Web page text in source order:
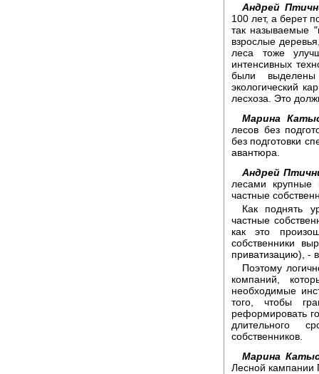
Андрей
100 лет, а берет
так называемые
взрослые
леса тоже
интенсивных
были выделены
экологический
лесхоза. Это
Марина
лесов без
без подготовки
авантюра.
Андрей
лесами крупные
частные
Как поднять
частные
как это
собственники
приватизацию), -
Поэтому
компаний,
необходимые
того, чтобы
реформировать
длительного
собственников.
Марина
Лесной кампании